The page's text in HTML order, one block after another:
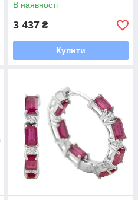
В наявності
3 437 ₴
Купити